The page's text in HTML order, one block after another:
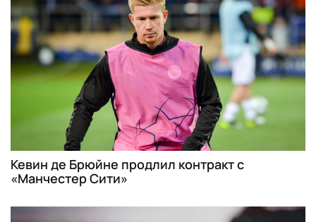
Кевин де Брюйне продлил контракт с
«Манчестер Сити»